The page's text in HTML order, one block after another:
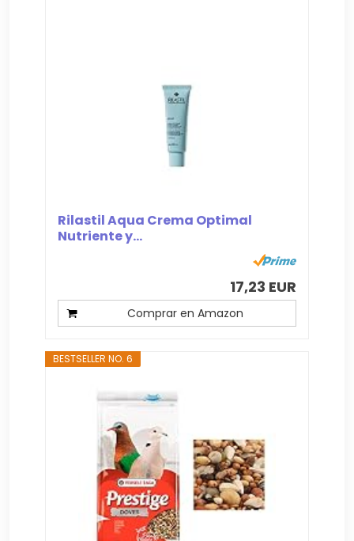
Rilastil Aqua Crema Optimal
Nutriente y...
17,23 EUR
Comprar en Amazon
BESTSELLER NO. 6